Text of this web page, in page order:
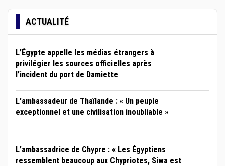
ACTUALITÉ
L’Égypte appelle les médias étrangers à
privilégier les sources officielles après
l’incident du port de Damiette
L’ambassadeur de Thaïlande : « Un peuple
exceptionnel et une civilisation inoubliable »
L’ambassadrice de Chypre : « Les Égyptiens
ressemblent beaucoup aux Chypriotes, Siwa est